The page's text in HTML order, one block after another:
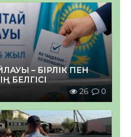
– БІРЛІК ПЕН
БЕЛГІСІ
26 0